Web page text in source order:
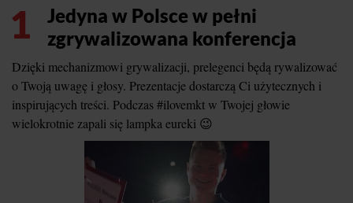
1
Jedyna w Polsce w pełni
zgrywalizowana konferencja
Dzięki mechanizmowi grywalizacji, prelegenci będą rywalizować
o Twoją uwagę i głosy. Prezentacje dostarczą Ci użytecznych i
inspirujących treści. Podczas #ilovemkt w Twojej głowie
wielokrotnie zapali się lampka eureki 😉